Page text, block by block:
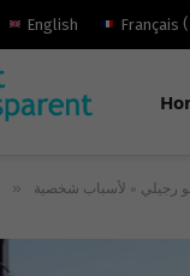
English Français (
»